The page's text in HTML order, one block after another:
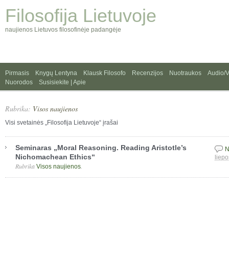
Filosofija Lietuvoje
naujienos Lietuvos filosofinėje padangėje
Pirmasis Knygų Lentyna Klausk Filosofo Recenzijos Nuotraukos
Audio/
Nuorodos
Susisiekite | Apie
Rubrika: Visos naujienos
Visi svetainės „Filosofija Lietuvoje“ įrašai
Seminaras „Moral Reasoning. Reading Aristotle’s
Nichomachean Ethics“
Rubrika Visos naujienos